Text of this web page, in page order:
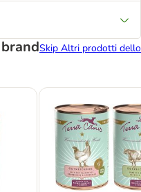
Skip Altri prodotti dello